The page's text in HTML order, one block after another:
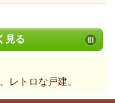
見る
レトロな戸建。